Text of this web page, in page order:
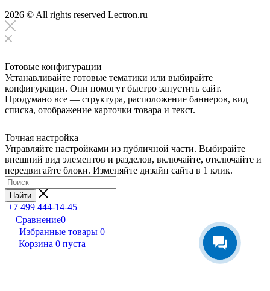
2026 © All rights reserved Lectron.ru
Готовые конфигурации
Устанавливайте готовые тематики или выбирайте
конфигурации. Они помогут быстро запустить сайт.
Продумано все — структура, расположение баннеров, вид
списка, отображение карточки товара и текст.
Точная настройка
Управляйте настройками из публичной части. Выбирайте
внешний вид элементов и разделов, включайте, отключайте и
передвигайте блоки. Изменяйте дизайн сайта в 1 клик.
Найти
+7 499 444-14-45
Сравнение0
Избранные товары 0
Корзина 0 пуста